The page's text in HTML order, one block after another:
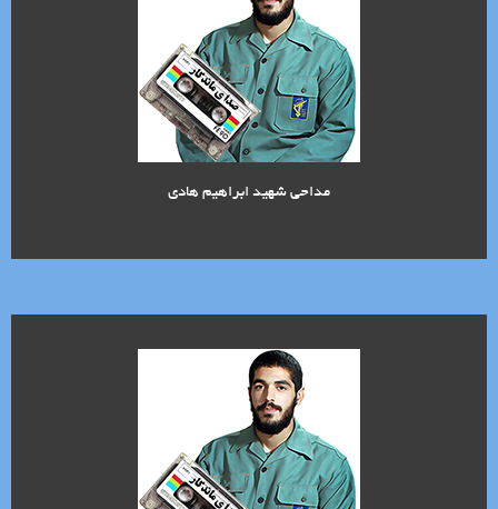
مداحی شهید ابراهیم هادی